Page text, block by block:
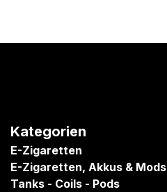
Kategorien
E-Zigaretten
E-Zigaretten, Akkus & Mods
Tanks - Coils - Pods